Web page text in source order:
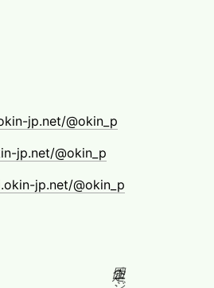
jp.net/@okin_p
jp.net/@okin_p
jp.net/@okin_p
固定ページ